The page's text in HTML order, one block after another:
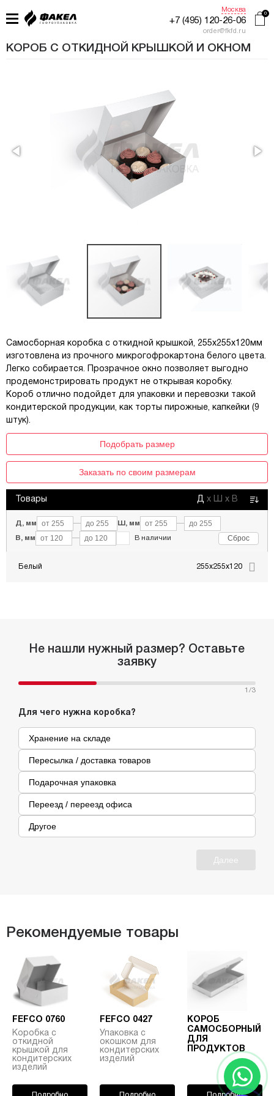
Москва
+7 (495) 120-26-06
order@fkfd.ru
ПРОИЗВОДСТВО
ЖУРНАЛ УПАКОВЩИКА
КОРОБ С ОТКИДНОЙ КРЫШКОЙ И ОКНОМ
Самосборная коробка с откидной крышкой, 255х255х120мм
изготовлена из прочного микрогофрокартона белого цвета.
Легко собирается. Прозрачное окно позволяет выгодно
продемонстрировать продукт не открывая коробку.
Короб отлично подойдет для упаковки и перевозки такой
кондитерской продукции, как торты пирожные, капкейки (9
штук).
Подобрать размер
Заказать по своим размерам
Товары Д х Ш х В
Д, мм — Ш, мм —
В, мм — В наличии Сброс
Белый 255x255x120
Не нашли нужный размер? Оставьте
заявку
1 /3
Для чего нужна коробка?
Хранение на складе
Пересылка / доставка товаров
Подарочная упаковка
Переезд / переезд офиса
Другое
Далее
Рекомендуемые товары
FEFCO 0760
Коробка с
откидной
крышкой для
кондитерских
изделий
FEFCO 0427
Упаковка с
окошком для
кондитерских
изделий
КОРОБ
САМОСБОРНЫЙ
ДЛЯ
ПРОДУКТОВ